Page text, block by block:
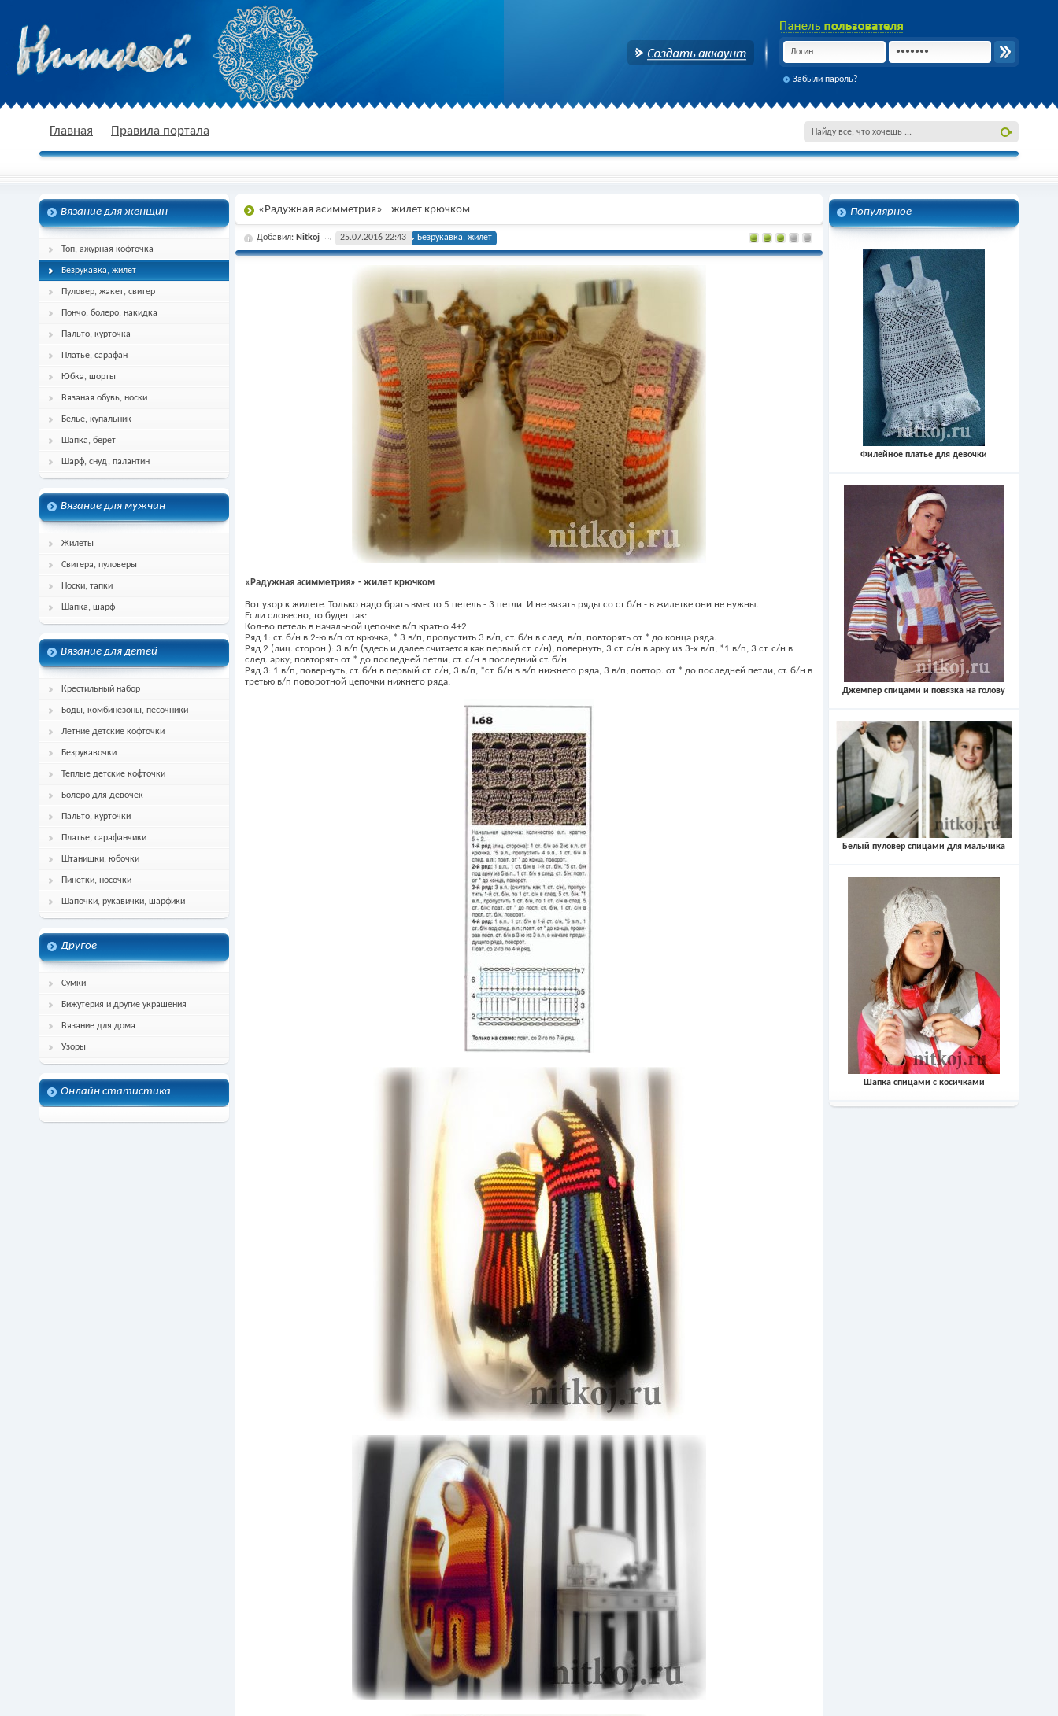
спицами, схема и описание
Забыли пароль?
Главная Правила портала
Вязание для женщин
Топ, ажурная кофточка
Безрукавка, жилет
Пуловер, жакет, свитер
Пончо, болеро, накидка
Пальто, курточка
Платье, сарафан
Юбка, шорты
Вязаная обувь, носки
Белье, купальник
Шапка, берет
Шарф, снуд, палантин
Вязание для мужчин
Жилеты
Свитера, пуловеры
Носки, тапки
Шапка, шарф
Вязание для детей
Крестильный набор
Боды, комбинезоны, песочники
Летние детские кофточки
Безрукавочки
Теплые детские кофточки
Болеро для девочек
Пальто, курточки
Платье, сарафанчики
Штанишки, юбочки
Пинетки, носочки
Шапочки, рукавички, шарфики
Другое
Сумки
Бижутерия и другие украшения
Вязание для дома
Узоры
Онлайн статистика
Популярное
Филейное платье для девочки
Джемпер спицами и повязка на голову
Белый пуловер спицами для мальчика
Шапка спицами с косичками
«Радужная асимметрия» - жилет крючком
Добавил: Nitkoj 25.07.2016 22:43 Безрукавка, жилет
«Радужная асимметрия» - жилет крючком
Вот узор к жилете. Только надо брать вместо 5 петель - 3 петли. И не вязать ряды со ст б/н - в жилетке они не нужны.
Если словесно, то будет так:
Кол-во петель в начальной цепочке в/п кратно 4+2.
Ряд 1: ст. б/н в 2-ю в/п от крючка, * 3 в/п, пропустить 3 в/п, ст. б/н в след. в/п; повторять от * до конца ряда.
Ряд 2 (лиц. сторон.): 3 в/п (здесь и далее считается как первый ст. с/н), повернуть, 3 ст. с/н в арку из 3-х в/п, *1 в/п, 3 ст. с/н в
след. арку; повторять от * до последней петли, ст. с/н в последний ст. б/н.
Ряд 3: 1 в/п, повернуть, ст. б/н в первый ст. с/н, 3 в/п, *ст. б/н в в/п нижнего ряда, 3 в/п; повтор. от * до последней петли, ст. б/н в
третью в/п поворотной цепочки нижнего ряда.